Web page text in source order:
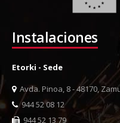
Instalaciones
Etorki - Sede
Avda. Pinoa, 8 - 48170,
944 52 08 12
944 52 13 79